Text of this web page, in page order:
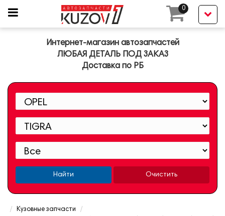
0
Интернет-магазин автозапчастей
ЛЮБАЯ ДЕТАЛЬ ПОД ЗАКАЗ
Доставка по РБ
Найти Очистить
Кузовные запчасти